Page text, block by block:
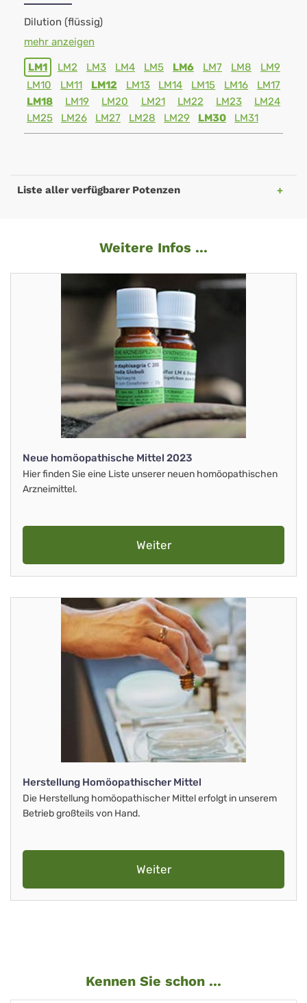
Dilution (flüssig)
mehr anzeigen
LM1 LM2 LM3 LM4 LM5 LM6 LM7 LM8
LM9
LM10
LM11 LM12 LM13 LM14 LM15 LM16
LM17
LM18
LM19 LM20 LM21 LM22 LM23
LM24
LM25
LM26 LM27 LM28 LM29 LM30 LM31
Liste aller verfügbarer Potenzen
Weitere Infos ...
Neue homöopathische Mittel 2023
Hier finden Sie eine Liste unserer neuen homöopathischen
Arzneimittel.
Weiter
Herstellung Homöopathischer Mittel
Die Herstellung homöopathischer Mittel erfolgt in unserem
Betrieb großteils von Hand.
Weiter
Kennen Sie schon ...